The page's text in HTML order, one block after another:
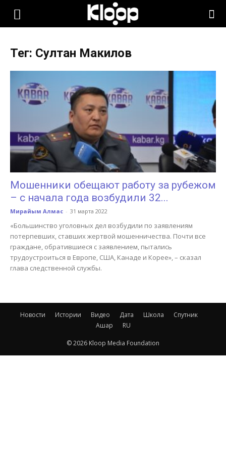
KLOOP.KG
Новости
Кыргызстана
Тег: Султан Макилов
Мошенники обещают работу за рубежом
– с начала года возбудили 32...
Мирайым Алмас - 31 марта 2022
«Большинство уголовных дел возбудили по заявлениям
потерпевших, ставших жертвой мошенничества. Почти все
граждане, обратившиеся с заявлением, пытались
трудоустроиться в Европе, США, Канаде и Корее», – сказал
глава следственной службы.
Новости Истории Видео Дата Школа
Спутник
Ашар
RU
© 2026 Kloop Media Foundation